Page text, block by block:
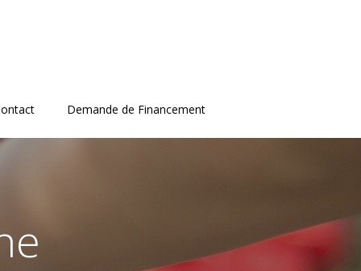
Demande de Financement